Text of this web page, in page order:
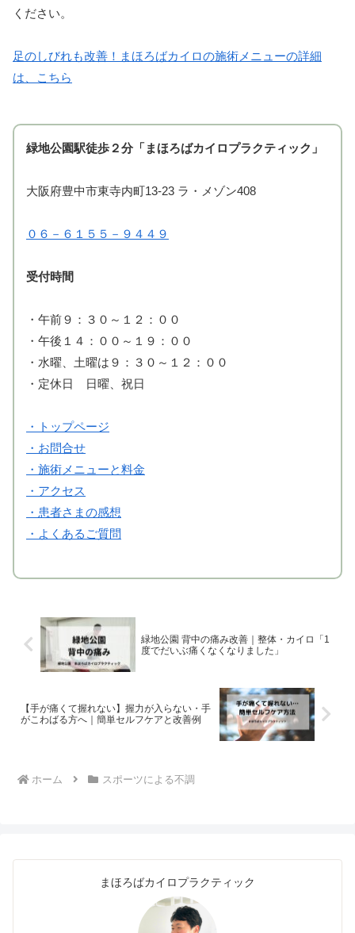
ください。
足のしびれも改善！まほろばカイロの施術メニューの詳細
は、こちら
緑地公園駅徒歩２分「まほろばカイロプラクティック」
大阪府豊中市東寺内町13-23 ラ・メゾン408
０６－６１５５－９４４９
受付時間
・午前９：３０～１２：００
・午後１４：００～１９：００
・水曜、土曜は９：３０～１２：００
・定休日 日曜、祝日
・トップページ
・お問合せ
・施術メニューと料金
・アクセス
・患者さまの感想
・よくあるご質問
緑地公園 背中の痛み改善｜整体・カイロ「1
度でだいぶ痛くなくなりました」
【手が痛くて握れない】握力が入らない・手
がこわばる方へ｜簡単セルフケアと改善例
ホーム スポーツによる不調
まほろばカイロプラクティック